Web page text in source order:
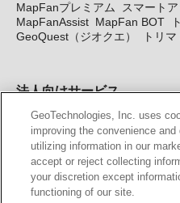
MapFanプレミアム
スマート
MapFanAssist MapFan BOT
GeoQuest（ジオクエ）
トリ
法人向けサービス
法人向け地図・位置情報サービ
図API Windows PC向け地図開
サービス
MAP WORLD+ トリ
GeoTechnologies, Inc. uses
improving the convenience
utilizing information in our
accept or reject collecting
your discretion except
functioning of our site.